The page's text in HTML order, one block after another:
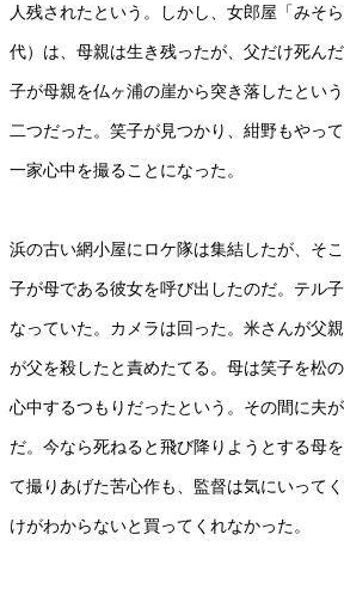
人残されたという。しかし、女郎屋「みそ
代）は、母親は生き残ったが、父だけ死ん
子が母親を仏ヶ浦の崖から突き落したとい
二つだった。笑子が見つかり、紺野もやっ
一家心中を撮ることになった。
浜の古い網小屋にロケ隊は集結したが、そ
子が母である彼女を呼び出したのだ。テル
なっていた。カメラは回った。米さんが父
が父を殺したと責めたてる。母は笑子を松
心中するつもりだったという。その間に夫
だ。今なら死ねると飛び降りようとする母
て撮りあげた苦心作も、監督は気にいって
けがわからないと買ってくれなかった。